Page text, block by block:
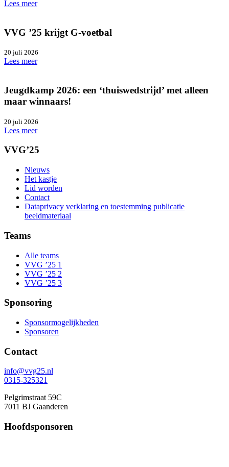
Lees meer
VVG ’25 krijgt G-voetbal
20 juli 2026
Lees meer
Jeugdkamp 2026: een ‘thuiswedstrijd’ met alleen
maar winnaars!
20 juli 2026
Lees meer
VVG’25
Nieuws
Het kastje
Lid worden
Contact
Dataprivacy verklaring en toestemming publicatie
beeldmateriaal
Teams
Alle teams
VVG ’25 1
VVG ’25 2
VVG ’25 3
Sponsoring
Sponsormogelijkheden
Sponsoren
Contact
info@vvg25.nl
0315-325321
Pelgrimstraat 59C
7011 BJ Gaanderen
Hoofdsponsoren